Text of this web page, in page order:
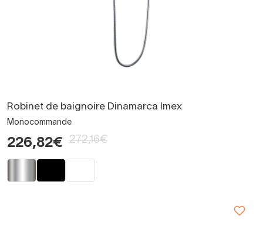
Robinet de baignoire Dinamarca Imex
Monocommande
226,82€ 272,16€